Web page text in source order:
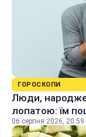
ГОРОСКОПИ
Люди,
лопатою: їм
06 серпня 2026, 20:59